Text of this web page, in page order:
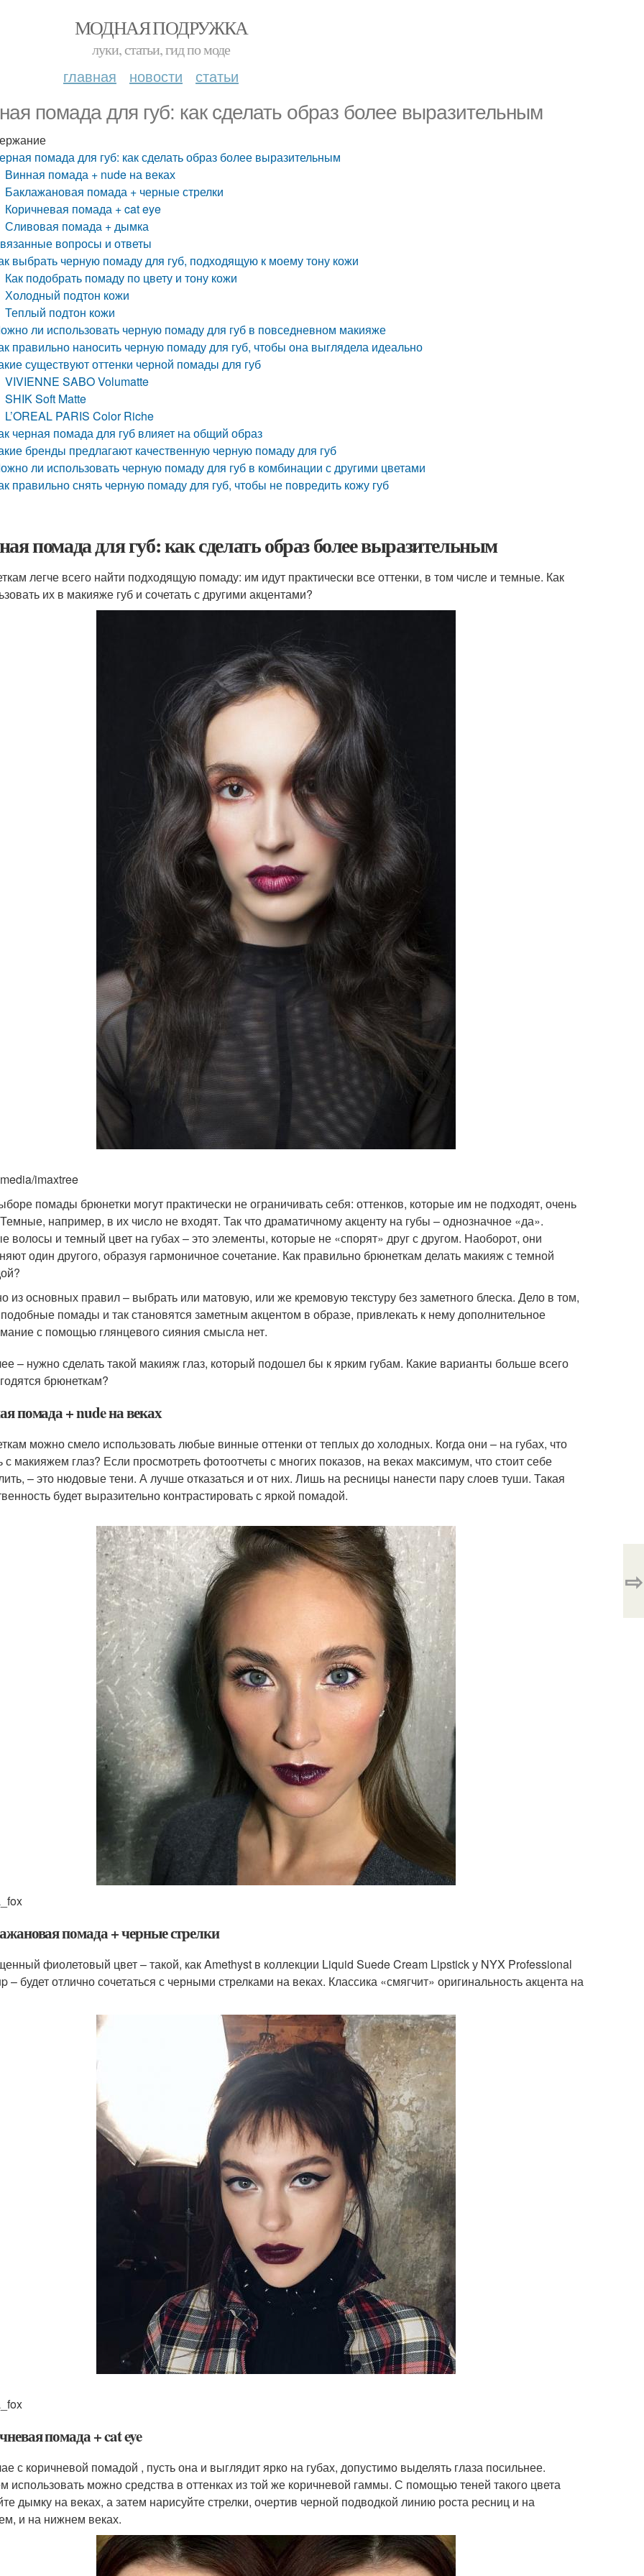
МОДНАЯ ПОДРУЖКА
луки, статьи, гид по моде
главная новости статьи
помада для губ: как сделать образ более выразительным
помада для губ: как сделать образ более выразительным
Винная помада + nude на веках
Баклажановая помада + черные стрелки
Коричневая помада + cat eye
Сливовая помада + дымка
вопросы и ответы
выбрать черную помаду для губ, подходящую к моему тону кожи
Как подобрать помаду по цвету и тону кожи
Холодный подтон кожи
Теплый подтон кожи
ли использовать черную помаду для губ в повседневном макияже
правильно наносить черную помаду для губ, чтобы она выглядела идеально
существуют оттенки черной помады для губ
VIVIENNE SABO Volumatte
SHIK Soft Matte
L’OREAL PARIS Color Riche
черная помада для губ влияет на общий образ
бренды предлагают качественную черную помаду для губ
ли использовать черную помаду для губ в комбинации с другими цветами
правильно снять черную помаду для губ, чтобы не повредить кожу губ
помада для губ: как сделать образ более выразительным
легче всего найти подходящую помаду: им идут практически все оттенки, в том числе и темные. Как
их в макияже губ и сочетать с другими акцентами?
imaxtree
помады брюнетки могут практически не ограничивать себя: оттенков, которые им не подходят, очень
например, в их число не входят. Так что драматичному акценту на губы – однозначное «да».
волосы и темный цвет на губах – это элементы, которые не «спорят» друг с другом. Наоборот, они
один другого, образуя гармоничное сочетание. Как правильно брюнеткам делать макияж с темной
из основных правил – выбрать или матовую, или же кремовую текстуру без заметного блеска. Дело в том,
подобные помады и так становятся заметным акцентом в образе, привлекать к нему дополнительное
с помощью глянцевого сияния смысла нет.
– нужно сделать такой макияж глаз, который подошел бы к ярким губам. Какие варианты больше всего
брюнеткам?
помада + nude на веках
можно смело использовать любые винные оттенки от теплых до холодных. Когда они – на губах, что
с макияжем глаз? Если просмотреть фотоотчеты с многих показов, на веках максимум, что стоит себе
– это нюдовые тени. А лучше отказаться и от них. Лишь на ресницы нанести пару слоев туши. Такая
будет выразительно контрастировать с яркой помадой.
помада + черные стрелки
фиолетовый цвет – такой, как Amethyst в коллекции Liquid Suede Cream Lipstick у NYX Professional
– будет отлично сочетаться с черными стрелками на веках. Классика «смягчит» оригинальность акцента на
помада + cat eye
с коричневой помадой , пусть она и выглядит ярко на губах, допустимо выделять глаза посильнее.
использовать можно средства в оттенках из той же коричневой гаммы. С помощью теней такого цвета
дымку на веках, а затем нарисуйте стрелки, очертив черной подводкой линию роста ресниц и на
и на нижнем веках.
⇨